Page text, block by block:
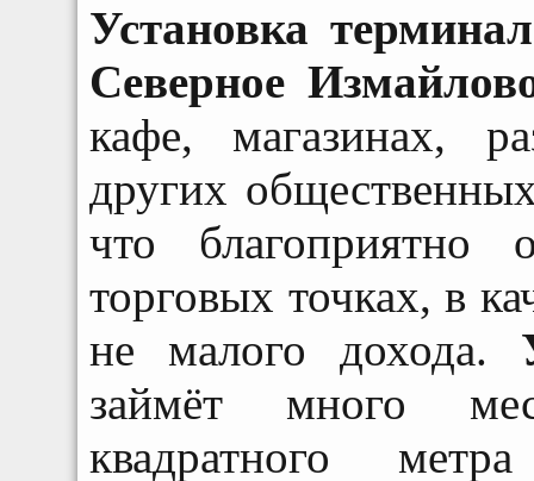
Установка
Северное
кафе, магазинах,
других
что благоприятно
торговых точках, в
не малого дохода.
займёт много
квадратного